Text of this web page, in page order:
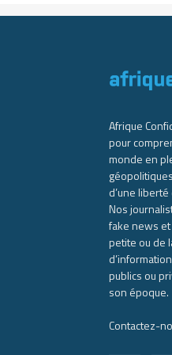
Afrique
pour
monde en
d’une
Nos
fake news
petite ou de
publics ou
son époque.
Contactez-